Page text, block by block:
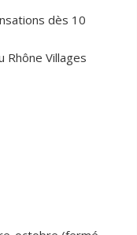
dès 10
Rhône Villages